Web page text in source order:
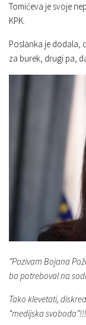
Tomićeva je svoje
KPK.
Poslanka je dodala,
za burek, drugi pa,
”Pozivam Bojana
bo potreboval na
Tako klevetati,
“medijska svoboda”!!!